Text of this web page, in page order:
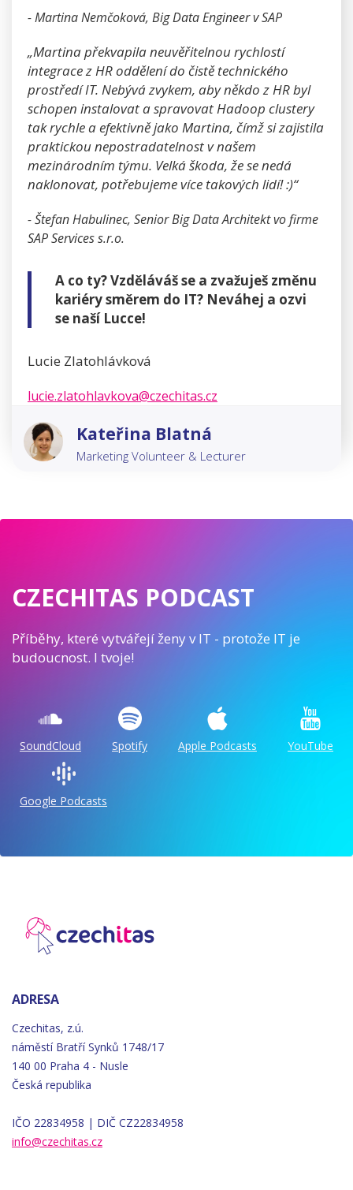
- Martina Nemčoková, Big Data Engineer v SAP
„Martina překvapila neuvěřitelnou rychlostí
integrace z HR oddělení do čistě technického
prostředí IT. Nebývá zvykem, aby někdo z HR byl
schopen instalovat a spravovat Hadoop clustery
tak rychle a efektivně jako Martina, čímž si zajistila
praktickou nepostradatelnost v našem
mezinárodním týmu. Velká škoda, že se nedá
naklonovat, potřebujeme více takových lidí! :)“
- Štefan Habulinec, Senior Big Data Architekt vo firme
SAP Services s.r.o.
A co ty? Vzděláváš se a zvažuješ změnu
kariéry směrem do IT? Neváhej a ozvi
se naší Lucce!
Lucie Zlatohlávková
lucie.zlatohlavkova@czechitas.cz
Kateřina Blatná
Marketing Volunteer & Lecturer
CZECHITAS PODCAST
Příběhy, které vytvářejí ženy v IT - protože IT je
budoucnost. I tvoje!
SoundCloud Spotify Apple Podcasts YouTube
Google Podcasts
ADRESA
Czechitas, z.ú.
náměstí Bratří Synků 1748/17
140 00 Praha 4 - Nusle
Česká republika
IČO 22834958 | DIČ CZ22834958
info@czechitas.cz